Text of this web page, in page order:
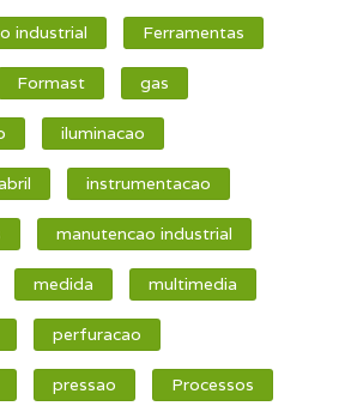
industrial Ferramentas
Formast gas
iluminacao
instrumentacao
manutencao industrial
medida multimedia
perfuracao
pressao Processos